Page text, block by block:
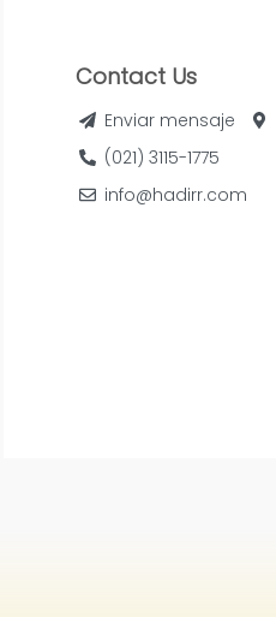
Contact Us
Enviar mensaje
(021) 3115-1775
info@hadirr.com